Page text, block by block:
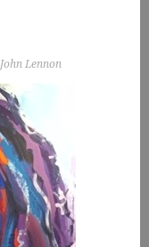
John Lennon